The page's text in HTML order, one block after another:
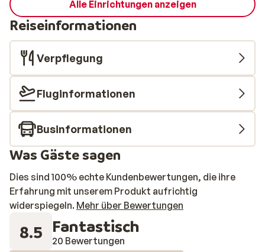
Alle Einrichtungen anzeigen
Reiseinformationen
Verpflegung
Fluginformationen
Businformationen
Was Gäste sagen
Dies sind 100% echte Kundenbewertungen, die ihre
Erfahrung mit unserem Produkt aufrichtig
widerspiegeln. Mehr über Bewertungen
8.5 Fantastisch
20 Bewertungen